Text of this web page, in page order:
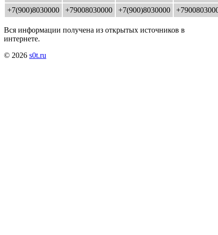
+7(900)8030000
+79008030000 +7(900)8030000
Вся информации получена из открытых источников в
интернете.
© 2026 s0t.ru